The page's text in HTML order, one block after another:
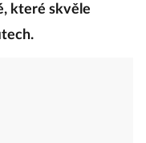
které skvěle